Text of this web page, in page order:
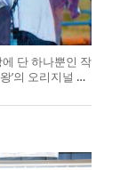
단 하나뿐인 작
’의 오리지널 도